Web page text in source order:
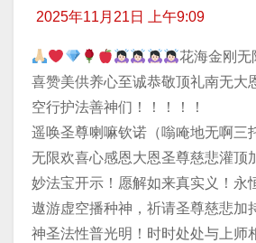
2025年11月21日 上午9:09
花海金刚无
喜赞美供养心至诚恭敬顶礼南无大
空行护法善神们！！！！！
遥唤圣尊喇嘛钦诺（嗡唵地无啊三
无限欢喜心感恩大恩圣尊慈悲灌顶
妙法宝开示！愿解如来真实义！永
遨游虚空播种神，祈请圣尊慈悲加
神圣法性普光明！时时处处与上师